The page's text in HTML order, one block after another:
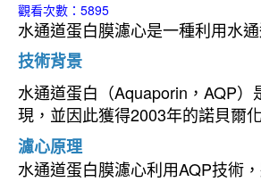
觀看次數：5895
水通道蛋白膜濾心是一種利用水
技術背景
水通道蛋白（Aquaporin，AQP
現，並因此獲得2003年的諾貝爾
濾心原理
水通道蛋白膜濾心利用AQP技術